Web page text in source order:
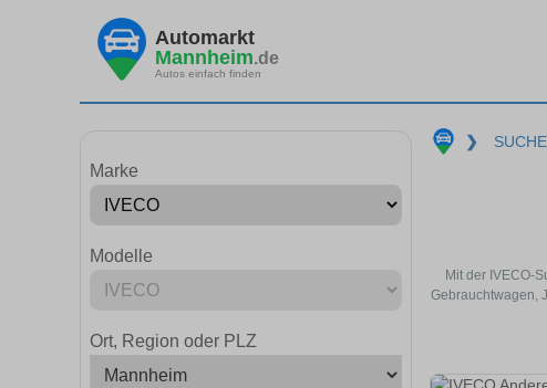
Automarkt
Mannheim.de
Autos einfach finden
Marke
Modelle
Ort, Region oder PLZ
❯
Mit der IVECO-
Gebrauchtwagen,